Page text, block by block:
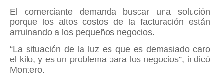
El comerciante demanda buscar una solución
porque los altos costos de la facturación están
arruinando a los pequeños negocios.
“La situación de la luz es que es demasiado caro
el kilo, y es un problema para los negocios”, indicó
Montero.